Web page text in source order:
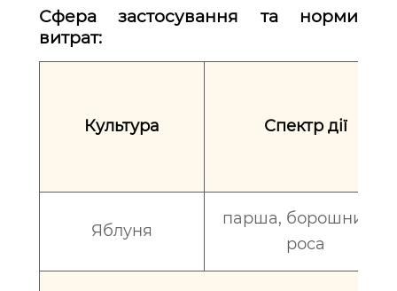
Сфера застосування та норми
витрат:
Культура Спектр дії
Яблуня
парша, борошниста
роса